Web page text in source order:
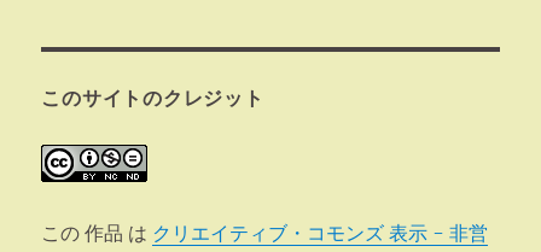
このサイトのクレジット
この 作品 は クリエイティブ・コモンズ 表示 - 非営